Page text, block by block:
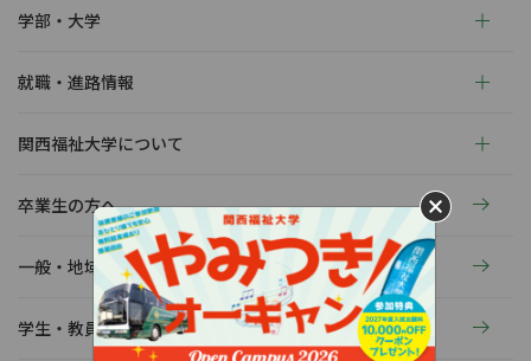
学部・大学
就職・進路情報
関西福祉大学について
卒業生の方へ
一般・地域の方へ
学生・教員の活動